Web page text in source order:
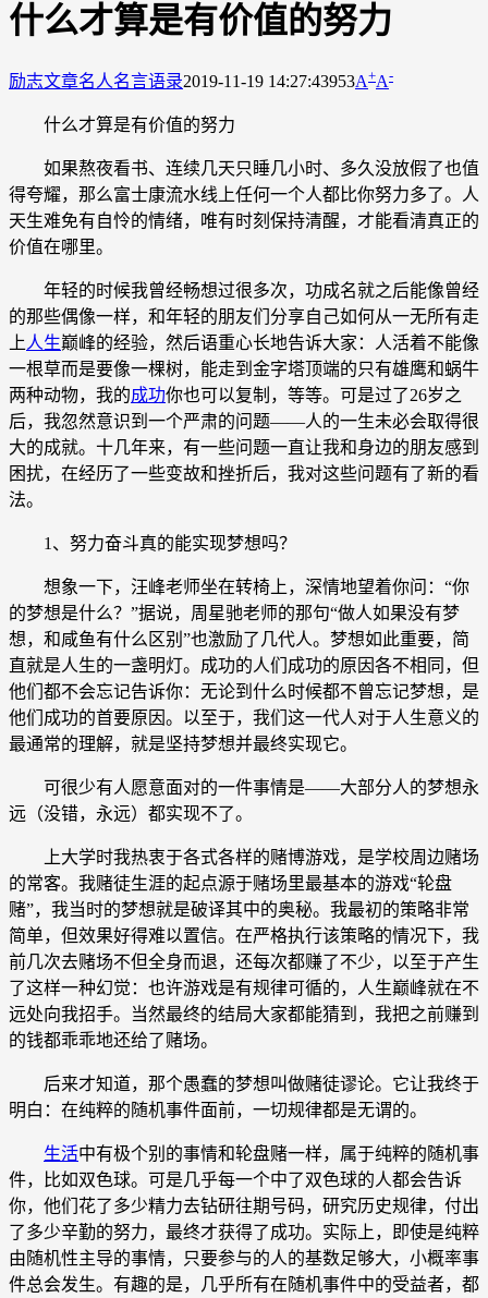
什么才算是有价值的努力
励志文章名人名言语录2019-11-19 14:27:43953A+A-
什么才算是有价值的努力
如果熬夜看书、连续几天只睡几小时、多久没放假了也值
得夸耀，那么富士康流水线上任何一个人都比你努力多了。人
天生难免有自怜的情绪，唯有时刻保持清醒，才能看清真正的
价值在哪里。
年轻的时候我曾经畅想过很多次，功成名就之后能像曾经
的那些偶像一样，和年轻的朋友们分享自己如何从一无所有走
上 人生巅峰的经验，然后语重心长地告诉大家：人活着不能像
一根草而是要像一棵树，能走到金字塔顶端的只有雄鹰和蜗牛
两种动物，我的成功你也可以复制，等等。可是过了26岁之
后，我忽然意识到一个严肃的问题——人的一生未必会取得很
大的成就。十几年来，有一些问题一直让我和身边的朋友感到
困扰，在经历了一些变故和挫折后，我对这些问题有了新的看
法。
1、努力奋斗真的能实现梦想吗？
想象一下，汪峰老师坐在转椅上，深情地望着你问：“你
的梦想是什么？”据说，周星驰老师的那句“做人如果没有梦
想，和咸鱼有什么区别”也激励了几代人。梦想如此重要，简
直就是人生的一盏明灯。成功的人们成功的原因各不相同，但
他们都不会忘记告诉你：无论到什么时候都不曾忘记梦想，是
他们成功的首要原因。以至于，我们这一代人对于人生意义的
最通常的理解，就是坚持梦想并最终实现它。
可很少有人愿意面对的一件事情是——大部分人的梦想永
远（没错，永远）都实现不了。
上大学时我热衷于各式各样的赌博游戏，是学校周边赌场
的常客。我赌徒生涯的起点源于赌场里最基本的游戏“轮盘
赌”，我当时的梦想就是破译其中的奥秘。我最初的策略非常
简单，但效果好得难以置信。在严格执行该策略的情况下，我
前几次去赌场不但全身而退，还每次都赚了不少，以至于产生
了这样一种幻觉：也许游戏是有规律可循的，人生巅峰就在不
远处向我招手。当然最终的结局大家都能猜到，我把之前赚到
的钱都乖乖地还给了赌场。
后来才知道，那个愚蠢的梦想叫做赌徒谬论。它让我终于
明白：在纯粹的随机事件面前，一切规律都是无谓的。
生活中有极个别的事情和轮盘赌一样，属于纯粹的随机事
件，比如双色球。可是几乎每一个中了双色球的人都会告诉
你，他们花了多少精力去钻研往期号码，研究历史规律，付出
了多少辛勤的努力，最终才获得了成功。实际上，即使是纯粹
由随机性主导的事情，只要参与的人的基数足够大，小概率事
件总会发生。有趣的是，几乎所有在随机事件中的受益者，都